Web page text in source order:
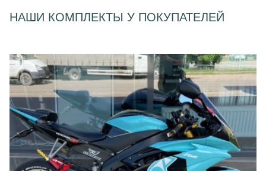
НАШИ КОМПЛЕКТЫ У ПОКУПАТЕЛЕЙ